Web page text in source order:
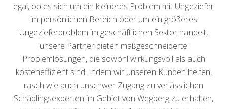
egal, ob es sich um ein kleineres Problem mit Ungeziefer
im persönlichen Bereich oder um ein größeres
Ungezieferproblem im geschäftlichen Sektor handelt,
unsere Partner bieten maßgeschneiderte
Problemlösungen, die sowohl wirkungsvoll als auch
kosteneffizient sind. Indem wir unseren Kunden helfen,
rasch wie auch unschwer Zugang zu verlässlichen
Schädlingsexperten im Gebiet von Wegberg zu erhalten,